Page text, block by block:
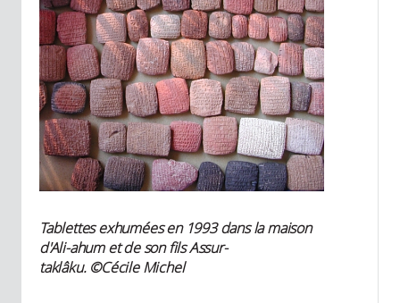
Tablettes exhumées en 1993 dans la maison
d'Ali-ahum et de son fils Assur-
taklâku. ©Cécile Michel